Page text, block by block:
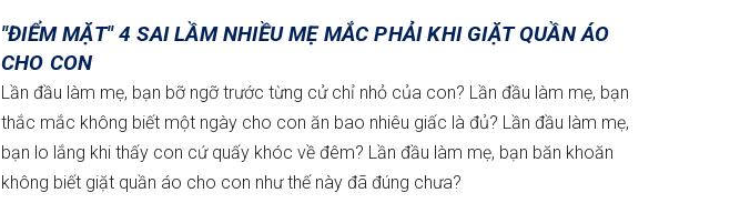
"ĐIỂM MẶT" 4 SAI LẦM NHIỀU MẸ MẮC PHẢI KHI GIẶT QUẦN ÁO
CHO CON
Lần đầu làm mẹ, bạn bỡ ngỡ trước từng cử chỉ nhỏ của con? Lần đầu làm mẹ, bạn
thắc mắc không biết một ngày cho con ăn bao nhiêu giấc là đủ? Lần đầu làm mẹ,
bạn lo lắng khi thấy con cứ quấy khóc về đêm? Lần đầu làm mẹ, bạn băn khoăn
không biết giặt quần áo cho con như thế này đã đúng chưa?